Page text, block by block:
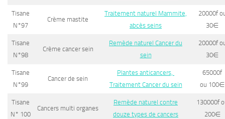
Tisane
N°97
Crème mastite
Traitement naturel Mammite,
abcès seins
20000f
30∈
Tisane
N°98
Crème cancer sein
Remède naturel Cancer du
sein
20000f
30∈
Tisane
N°99
Cancer de sein
Plantes anticancers,
Traitement Cancer du sein
65000f
ou 100∈
Tisane
N° 100
Cancers multi organes
Remède naturel contre
douze types de cancers
130000f
200∈